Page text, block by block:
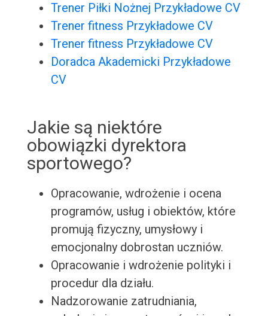
Trener Piłki Nożnej Przykładowe CV
Trener fitness Przykładowe CV
Trener fitness Przykładowe CV
Doradca Akademicki Przykładowe
CV
Jakie są niektóre
obowiązki dyrektora
sportowego?
Opracowanie, wdrożenie i ocena
programów, usług i obiektów, które
promują fizyczny, umysłowy i
emocjonalny dobrostan uczniów.
Opracowanie i wdrożenie polityki i
procedur dla działu.
Nadzorowanie zatrudniania,